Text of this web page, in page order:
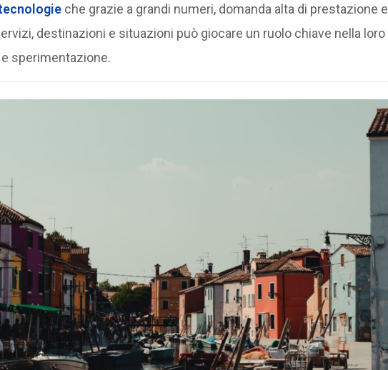
che grazie a grandi numeri, domanda alta di prestazione e
destinazioni e situazioni può giocare un ruolo chiave nella loro
sperimentazione.